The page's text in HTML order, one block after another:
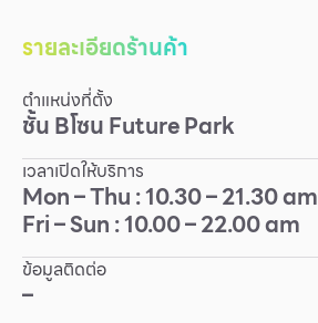
Gold & Jewelry
IT
Mobile
Other
รายละเอียดร้านค้า
ตำแหน่งที่ตั้ง
ชั้นBโซนFuture Park
เวลาเปิดให้บริการ
Mon – Thu : 10.30 – 21.30 am
Fri – Sun : 10.00 – 22.00 am
ข้อมูลติดต่อ
–